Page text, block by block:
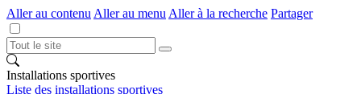
Aller au contenu Aller au menu Aller à la recherche Partager
Installations sportives
Liste des installations sportives